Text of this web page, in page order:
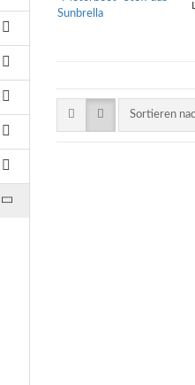
Sortieren
Sortieren